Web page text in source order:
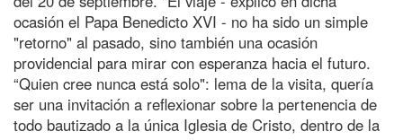
ocasión el Papa Benedicto XVI - no ha sido un simple
"retorno" al pasado, sino también una ocasión
providencial para mirar con esperanza hacia el futuro.
“Quien cree nunca está solo": lema de la visita, quería
ser una invitación a reflexionar sobre la pertenencia de
todo bautizado a la única Iglesia de Cristo, dentro de la